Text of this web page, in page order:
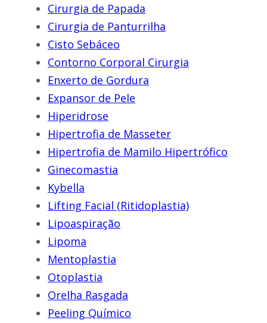
Cirurgia de Papada
Cirurgia de Panturrilha
Cisto Sebáceo
Contorno Corporal Cirurgia
Enxerto de Gordura
Expansor de Pele
Hiperidrose
Hipertrofia de Masseter
Hipertrofia de Mamilo Hipertrófico
Ginecomastia
Kybella
Lifting Facial (Ritidoplastia)
Lipoaspiração
Lipoma
Mentoplastia
Otoplastia
Orelha Rasgada
Peeling Químico